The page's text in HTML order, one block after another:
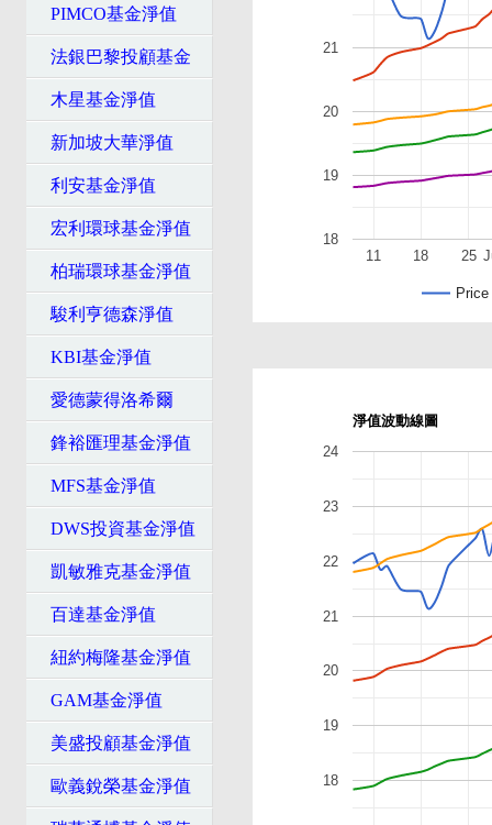
PIMCO基金淨值
法銀巴黎投顧基金
木星基金淨值
新加坡大華淨值
利安基金淨值
宏利環球基金淨值
柏瑞環球基金淨值
駿利亨德森淨值
KBI基金淨值
愛德蒙得洛希爾
鋒裕匯理基金淨值
MFS基金淨值
DWS投資基金淨值
凱敏雅克基金淨值
百達基金淨值
紐約梅隆基金淨值
GAM基金淨值
美盛投顧基金淨值
歐義銳榮基金淨值
Price
11 18 25
18
19
20
21
淨值波動線圖
18
19
20
21
22
23
24